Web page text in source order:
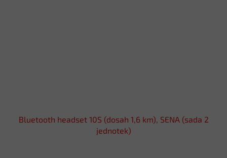
Bluetooth headset 10S (dosah 1,6 km), SENA (sada 2
jednotek)